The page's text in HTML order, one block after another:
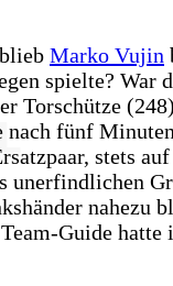
Marko Vujin
spielte? War
Torschütze
nach fünf
stets
unerfindlichen
nahezu
Guide hatte